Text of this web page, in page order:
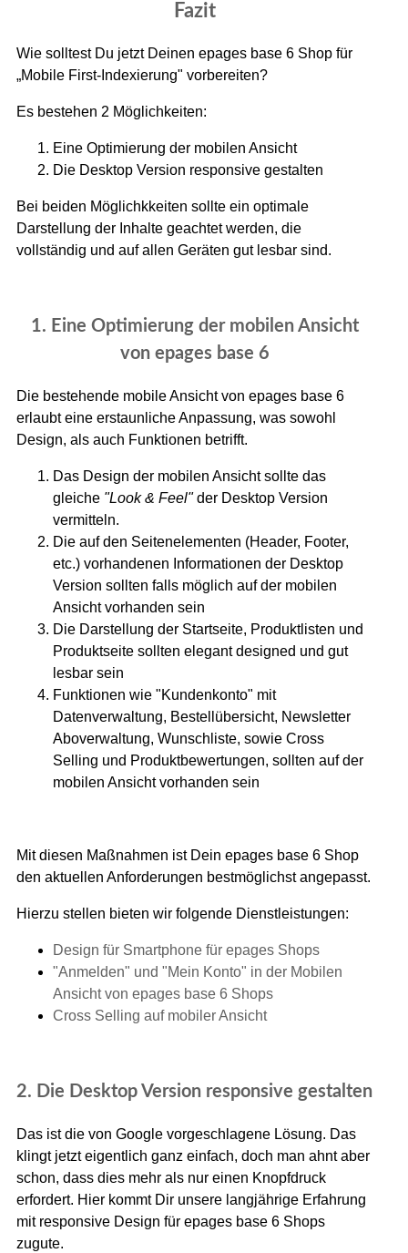
Fazit
Wie solltest Du jetzt Deinen epages base 6 Shop für
„Mobile First-Indexierung" vorbereiten?
Es bestehen 2 Möglichkeiten:
Eine Optimierung der mobilen Ansicht
Die Desktop Version responsive gestalten
Bei beiden Möglichkkeiten sollte ein optimale
Darstellung der Inhalte geachtet werden, die
vollständig und auf allen Geräten gut lesbar sind.
1. Eine Optimierung der mobilen Ansicht
von epages base 6
Die bestehende mobile Ansicht von epages base 6
erlaubt eine erstaunliche Anpassung, was sowohl
Design, als auch Funktionen betrifft.
Das Design der mobilen Ansicht sollte das
gleiche "Look & Feel"der Desktop Version
vermitteln.
Die auf den Seitenelementen (Header, Footer,
etc.) vorhandenen Informationen der Desktop
Version sollten falls möglich auf der mobilen
Ansicht vorhanden sein
Die Darstellung der Startseite, Produktlisten und
Produktseite sollten elegant designed und gut
lesbar sein
Funktionen wie "Kundenkonto" mit
Datenverwaltung, Bestellübersicht, Newsletter
Aboverwaltung, Wunschliste, sowie Cross
Selling und Produktbewertungen, sollten auf der
mobilen Ansicht vorhanden sein
Mit diesen Maßnahmen ist Dein epages base 6 Shop
den aktuellen Anforderungen bestmöglichst angepasst.
Hierzu stellen bieten wir folgende Dienstleistungen:
Design für Smartphone für epages Shops
"Anmelden" und "Mein Konto" in der Mobilen
Ansicht von epages base 6 Shops
Cross Selling auf mobiler Ansicht
2. Die Desktop Version responsive gestalten
Das ist die von Google vorgeschlagene Lösung. Das
klingt jetzt eigentlich ganz einfach, doch man ahnt aber
schon, dass dies mehr als nur einen Knopfdruck
erfordert. Hier kommt Dir unsere langjährige Erfahrung
mit responsive Design für epages base 6 Shops
zugute.